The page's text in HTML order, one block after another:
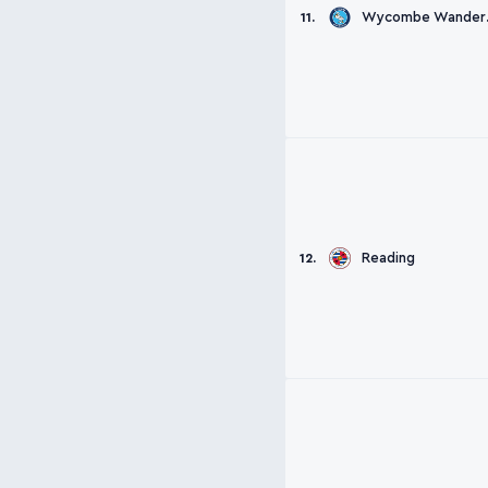
11.
12. Reading